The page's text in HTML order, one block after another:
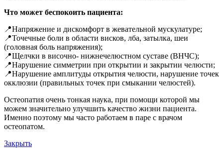
Что может беспокоить пациента:
📍Напряжение и дискомфорт в жевательной мускулатуре;
📍Точечные боли в области висков, лба, затылка, шеи
(головная боль напряжения);
📍Щелчки в височно- нижнечелюстном суставе (ВНЧС);
📍Нарушение симметрии при открытии и закрытии челюсти;
📍Нарушение амплитуды открытия челюсти, нарушение точек
окклюзии (правильных точек при смыкании челюстей).
Остеопатия очень тонкая наука, при помощи которой мы
можем значительно улучшить качество жизни пациента.
Именно поэтому мы часто работаем в паре с врачом
остеопатом.
Закрыть